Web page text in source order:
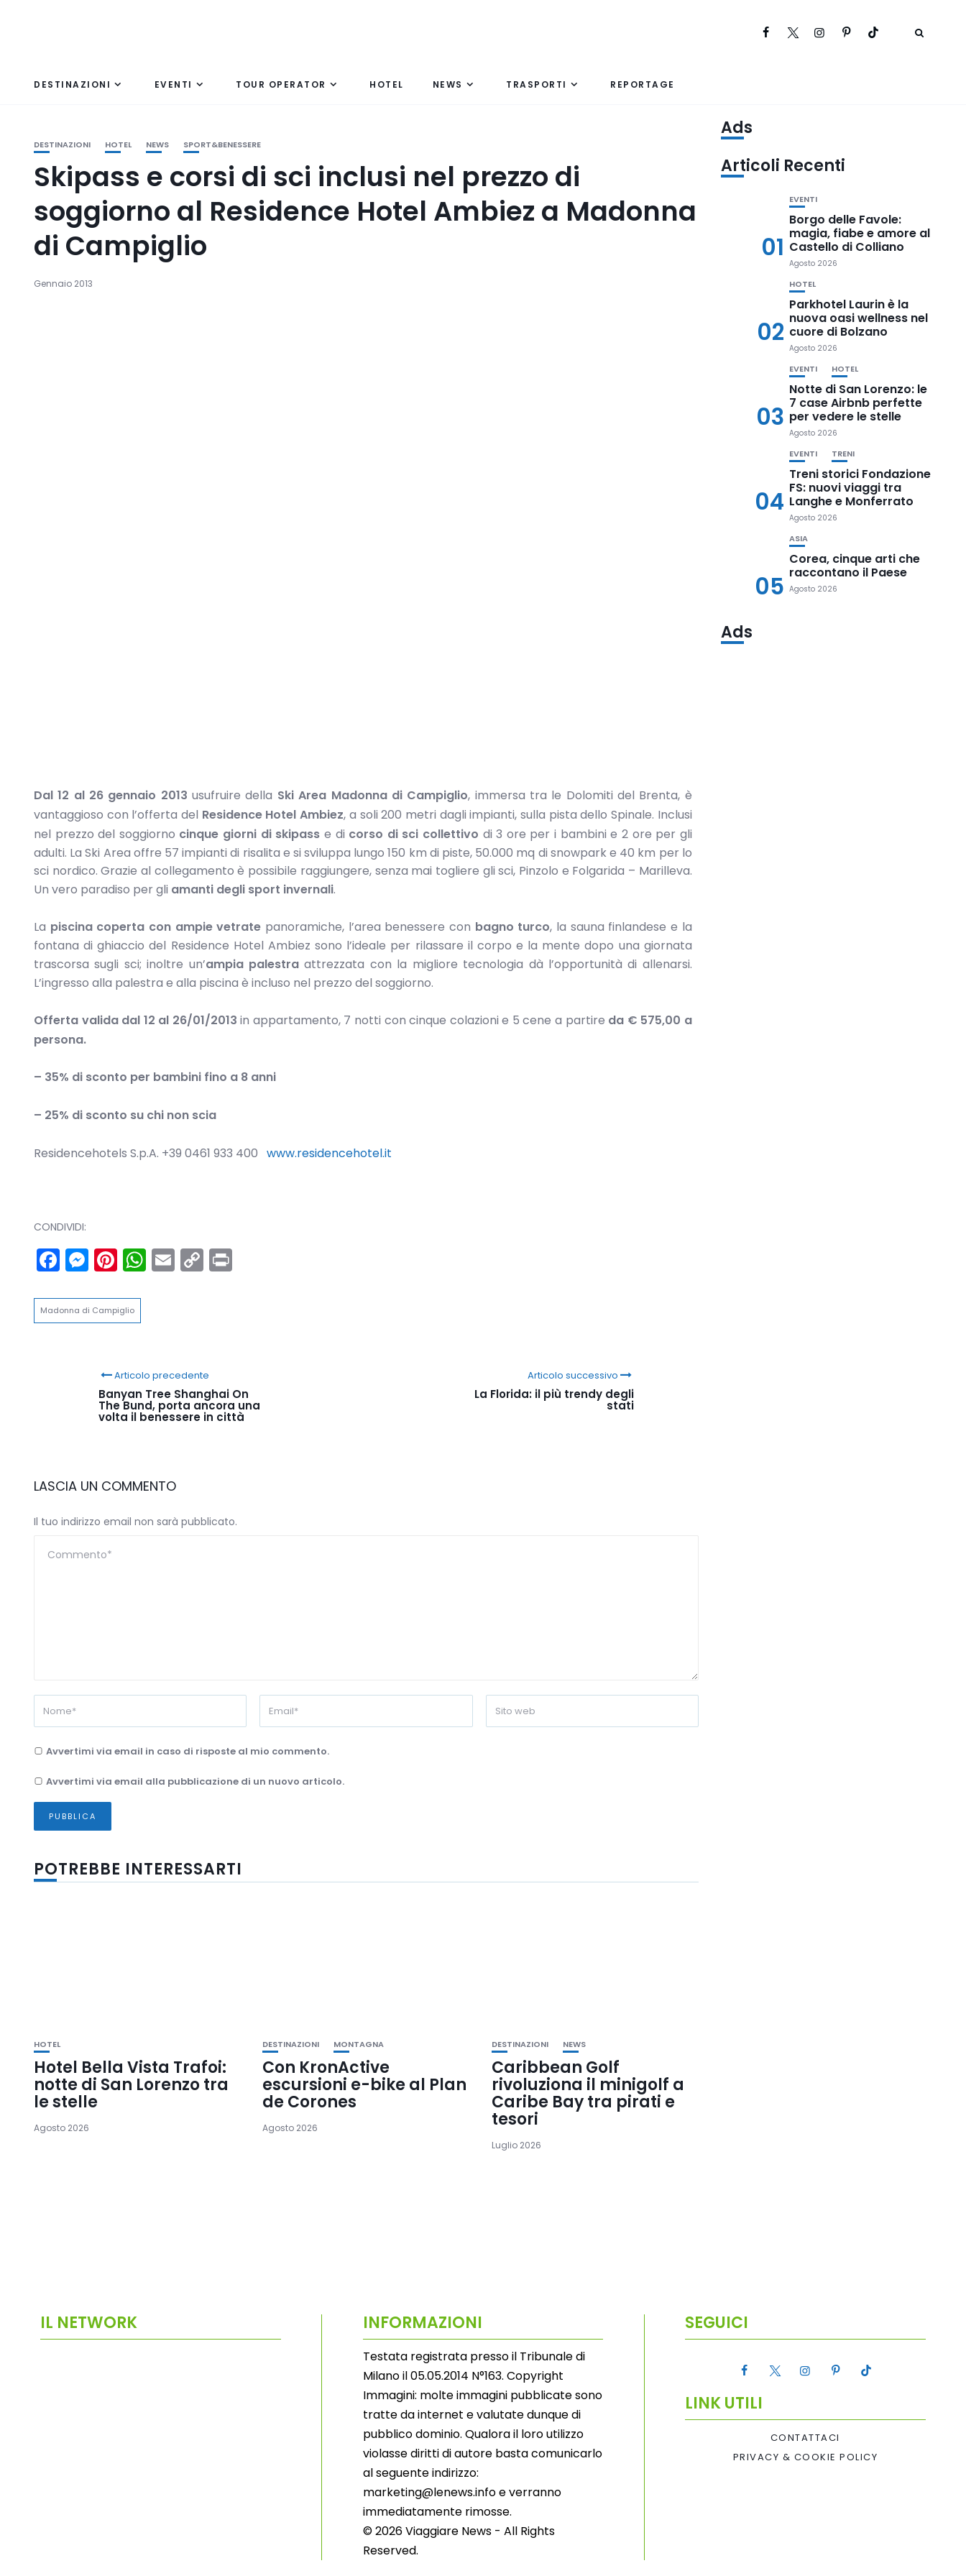
DESTINAZIONI EVENTI TOUR OPERATOR HOTEL NEWS TRASPORTI REPORTAGE
DESTINAZIONI HOTEL NEWS SPORT&BENESSERE
Skipass e corsi di sci inclusi nel prezzo di
soggiorno al Residence Hotel Ambiez a Madonna
di Campiglio
Gennaio 2013
Dal 12 al 26 gennaio 2013 usufruire della Ski Area Madonna di Campiglio, immersa tra le Dolomiti del Brenta, è
vantaggioso con l’offerta del Residence Hotel Ambiez, a soli 200 metri dagli impianti, sulla pista dello Spinale. Inclusi
nel prezzo del soggiorno cinque giorni di skipass e di corso di sci collettivo di 3 ore per i bambini e 2 ore per gli
adulti. La Ski Area offre 57 impianti di risalita e si sviluppa lungo 150 km di piste, 50.000 mq di snowpark e 40 km per lo
sci nordico. Grazie al collegamento è possibile raggiungere, senza mai togliere gli sci, Pinzolo e Folgarida – Marilleva.
Un vero paradiso per gli amanti degli sport invernali.
La piscina coperta con ampie vetrate panoramiche, l’area benessere con bagno turco, la sauna finlandese e la
fontana di ghiaccio del Residence Hotel Ambiez sono l’ideale per rilassare il corpo e la mente dopo una giornata
trascorsa sugli sci; inoltre un’ampia palestra attrezzata con la migliore tecnologia dà l’opportunità di allenarsi.
L’ingresso alla palestra e alla piscina è incluso nel prezzo del soggiorno.
Offerta valida dal 12 al 26/01/2013in appartamento, 7 notti con cinque colazioni e 5 cene a partire da € 575,00 a
persona.
– 35% di sconto per bambini fino a 8 anni
– 25% di sconto su chi non scia
Residencehotels S.p.A. +39 0461 933 400 www.residencehotel.it
CONDIVIDI:
Facebook
Messenger
Pinterest
WhatsApp
Email
Copy
Link
Madonna di Campiglio
Articolo precedente
Banyan Tree Shanghai On
The Bund, porta ancora una
volta il benessere in città
Articolo successivo
La Florida: il più trendy degli
stati
LASCIA UN COMMENTO
Il tuo indirizzo email non sarà pubblicato.
Avvertimi via email in caso di risposte al mio commento.
Avvertimi via email alla pubblicazione di un nuovo articolo.
POTREBBE INTERESSARTI
HOTEL
Hotel Bella Vista Trafoi:
notte di San Lorenzo tra
le stelle
Agosto 2026
DESTINAZIONI MONTAGNA
Con KronActive
escursioni e-bike al Plan
de Corones
Agosto 2026
DESTINAZIONI NEWS
Caribbean Golf
rivoluziona il minigolf a
Caribe Bay tra pirati e
tesori
Luglio 2026
Ads
Articoli Recenti
01
EVENTI
Borgo delle Favole:
magia, fiabe e amore al
Castello di Colliano
Agosto 2026
02
HOTEL
Parkhotel Laurin è la
nuova oasi wellness nel
cuore di Bolzano
Agosto 2026
03
EVENTI HOTEL
Notte di San Lorenzo: le
7 case Airbnb perfette
per vedere le stelle
Agosto 2026
04
EVENTI TRENI
Treni storici Fondazione
FS: nuovi viaggi tra
Langhe e Monferrato
Agosto 2026
05
ASIA
Corea, cinque arti che
raccontano il Paese
Agosto 2026
Ads
IL NETWORK INFORMAZIONI
Testata registrata presso il Tribunale di
Milano il 05.05.2014 N°163. Copyright
Immagini: molte immagini pubblicate sono
tratte da internet e valutate dunque di
pubblico dominio. Qualora il loro utilizzo
violasse diritti di autore basta comunicarlo
al seguente indirizzo:
marketing@lenews.info e verranno
immediatamente rimosse.
© 2026 Viaggiare News - All Rights
Reserved.
SEGUICI
LINK UTILI
CONTATTACI
PRIVACY & COOKIE POLICY